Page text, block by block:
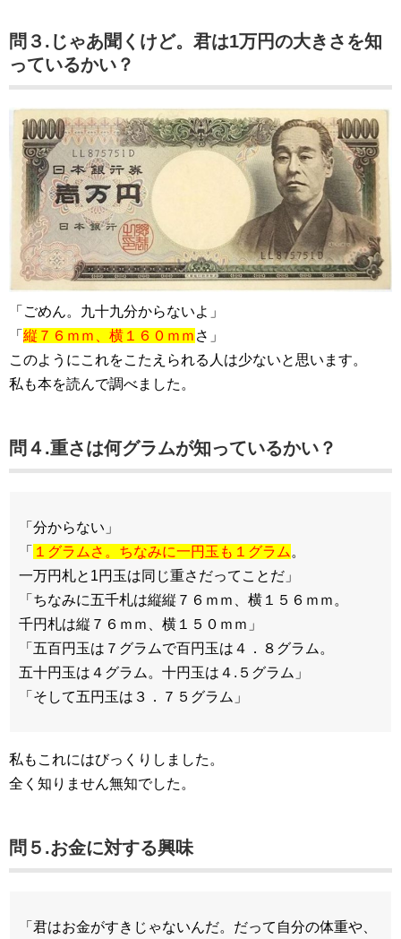
問３.じゃあ聞くけど。君は1万円の大きさを知
っているかい？
「ごめん。九十九分からないよ」
「 縦７６ｍｍ、横１６０ｍｍ さ」
このようにこれをこたえられる人は少ないと思います。
私も本を読んで調べました。
問４.重さは何グラムが知っているかい？
「分からない」
「 １グラムさ。ちなみに一円玉も１グラム 。
一万円札と1円玉は同じ重さだってことだ」
「ちなみに五千札は縦縦７６ｍｍ、横１５６ｍｍ。
千円札は縦７６ｍｍ、横１５０ｍｍ」
「五百円玉は７グラムで百円玉は４．８グラム。
五十円玉は４グラム。十円玉は４.５グラム」
「そして五円玉は３．７５グラム」
私もこれにはびっくりしました。
全く知りません無知でした。
問５.お金に対する興味
「君はお金がすきじゃないんだ。だって自分の体重や、